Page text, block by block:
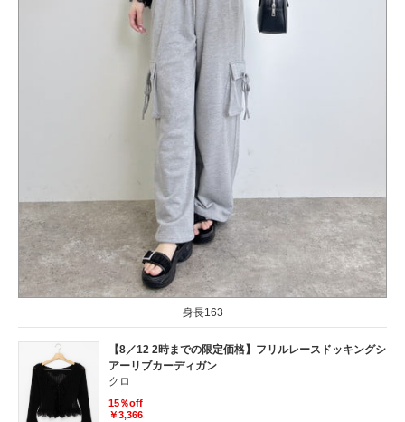
身長163
【8／12 2時までの限定価格】フリルレースドッキングシ
アーリブカーディガン
クロ
15％off
￥3,366